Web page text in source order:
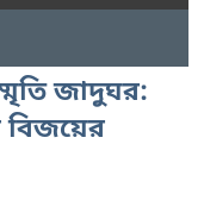
জাদুঘর:
বিজয়ের